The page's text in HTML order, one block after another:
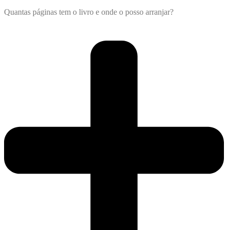
Quantas páginas tem o livro e onde o posso arranjar?